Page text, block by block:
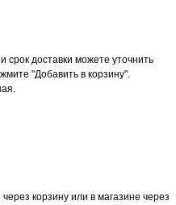
срок доставки можете уточнить
"Добавить в корзину".
корзину или в магазине через